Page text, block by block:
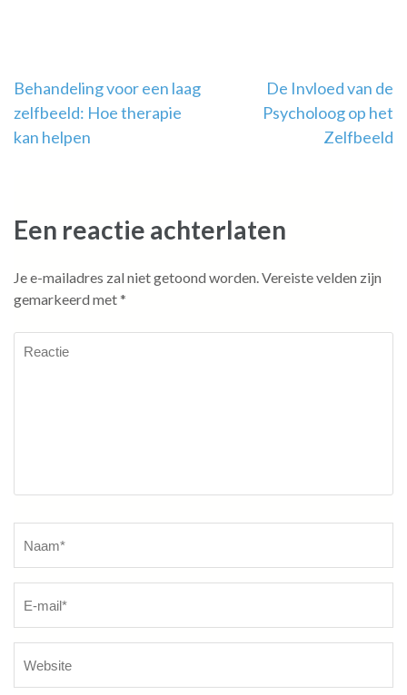
Berichtnavigatie
Behandeling voor een laag
zelfbeeld: Hoe therapie
kan helpen
De Invloed van de
Psycholoog op het
Zelfbeeld
Een reactie achterlaten
Je e-mailadres zal niet getoond worden.Vereiste velden zijn
gemarkeerd met*